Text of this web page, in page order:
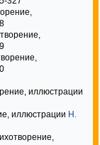
иллюстрации
иллюстрации Н.